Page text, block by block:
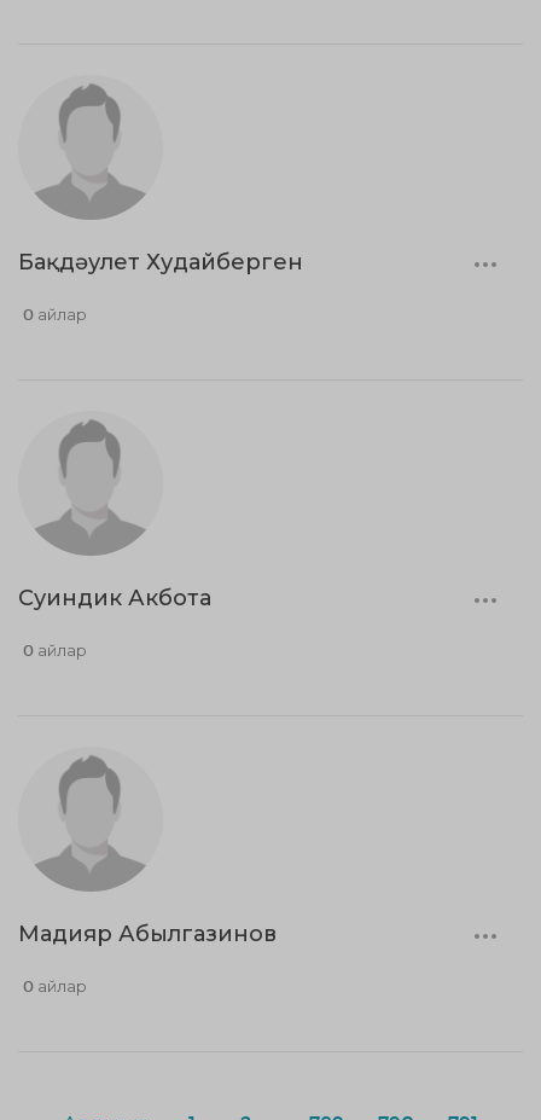
Бақдәулет Худайберген
0 айлар
Суиндик Акбота
0 айлар
Мадияр Абылгазинов
0 айлар